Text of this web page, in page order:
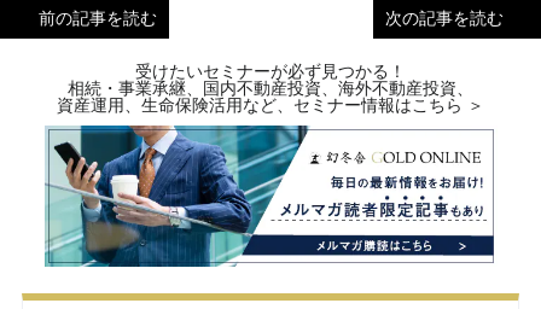
前の記事を読む 次の記事を読む
受けたいセミナーが必ず見つかる！
相続・事業承継、国内不動産投資、海外不動産投資、
資産運用、生命保険活用など、セミナー情報はこちら ＞